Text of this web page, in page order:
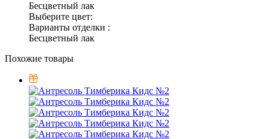
Бесцветный лак
Выберите цвет:
Варианты отделки :
Бесцветный лак
Похожие товары